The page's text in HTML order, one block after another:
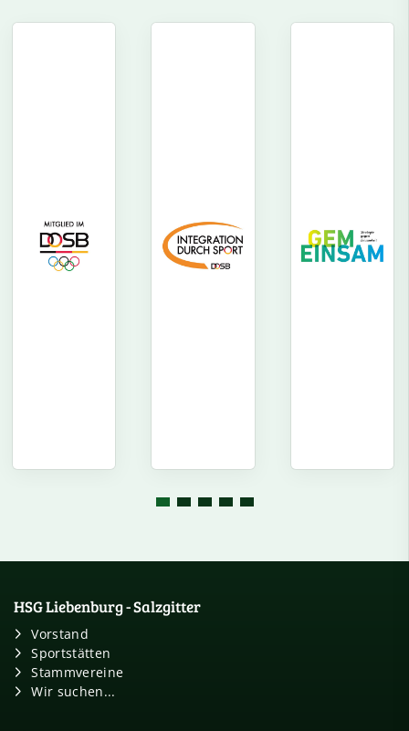
HSG Liebenburg - Salzgitter
Vorstand
Sportstätten
Stammvereine
Wir suchen...